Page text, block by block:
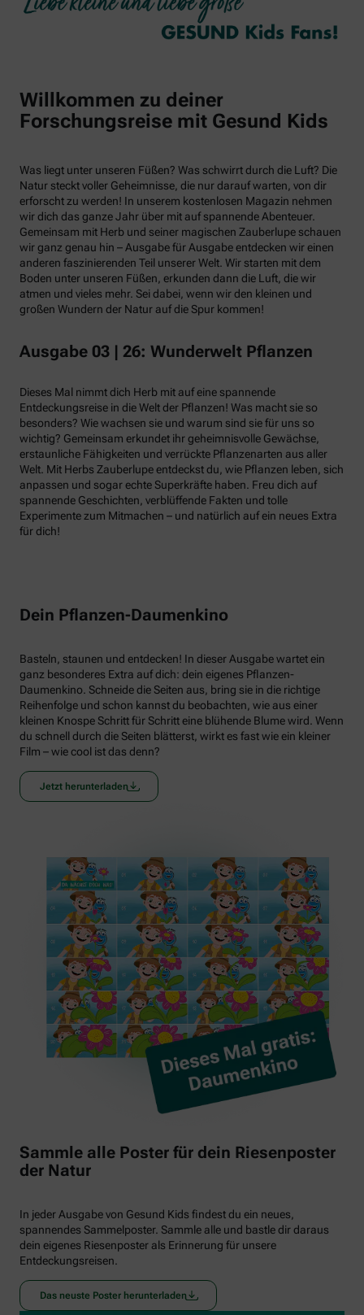
Willkommen zu deiner
Forschungsreise mit Gesund Kids
Was liegt unter unseren Füßen? Was schwirrt durch die Luft? Die
Natur steckt voller Geheimnisse, die nur darauf warten, von dir
erforscht zu werden! In unserem kostenlosen Magazin nehmen
wir dich das ganze Jahr über mit auf spannende Abenteuer.
Gemeinsam mit Herb und seiner magischen Zauberlupe schauen
wir ganz genau hin – Ausgabe für Ausgabe entdecken wir einen
anderen faszinierenden Teil unserer Welt. Wir starten mit dem
Boden unter unseren Füßen, erkunden dann die Luft, die wir
atmen und vieles mehr. Sei dabei, wenn wir den kleinen und
großen Wundern der Natur auf die Spur kommen!
Ausgabe 03 | 26: Wunderwelt Pflanzen
Dieses Mal nimmt dich Herb mit auf eine spannende
Entdeckungsreise in die Welt der Pflanzen! Was macht sie so
besonders? Wie wachsen sie und warum sind sie für uns so
wichtig? Gemeinsam erkundet ihr geheimnisvolle Gewächse,
erstaunliche Fähigkeiten und verrückte Pflanzenarten aus aller
Welt. Mit Herbs Zauberlupe entdeckst du, wie Pflanzen leben, sich
anpassen und sogar echte Superkräfte haben. Freu dich auf
spannende Geschichten, verblüffende Fakten und tolle
Experimente zum Mitmachen – und natürlich auf ein neues Extra
für dich!
Dein Pflanzen-Daumenkino
Basteln, staunen und entdecken! In dieser Ausgabe wartet ein
ganz besonderes Extra auf dich: dein eigenes Pflanzen-
Daumenkino. Schneide die Seiten aus, bring sie in die richtige
Reihenfolge und schon kannst du beobachten, wie aus einer
kleinen Knospe Schritt für Schritt eine blühende Blume wird. Wenn
du schnell durch die Seiten blätterst, wirkt es fast wie ein kleiner
Film – wie cool ist das denn?
Jetzt herunterladen
Sammle alle Poster für dein Riesenposter
der Natur
In jeder Ausgabe von Gesund Kids findest du ein neues,
spannendes Sammelposter. Sammle alle und bastle dir daraus
dein eigenes Riesenposter als Erinnerung für unsere
Entdeckungsreisen.
Das neuste Poster herunterladen